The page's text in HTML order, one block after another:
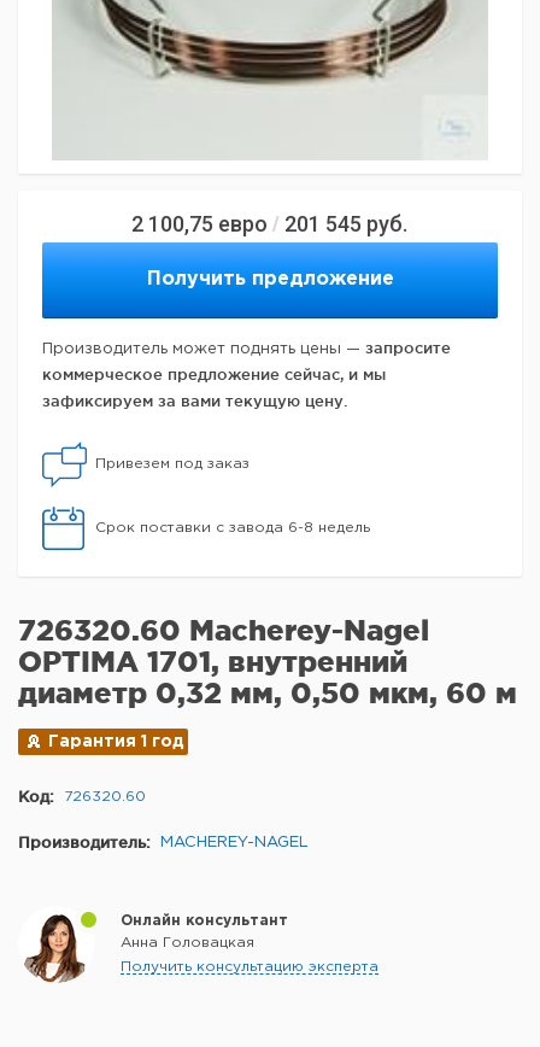
2 100,75 евро / 201 545 руб.
Получить предложение
Производитель может поднять цены — запросите
коммерческое предложение сейчас, и мы
зафиксируем за вами текущую цену.
Привезем под заказ
Срок поставки с завода 6-8 недель
726320.60 Macherey-Nagel
OPTIMA 1701, внутренний
диаметр 0,32 мм, 0,50 мкм, 60 м
Гарантия 1 год
Код: 726320.60
Производитель: MACHEREY-NAGEL
Онлайн консультант
Анна Головацкая
Получить консультацию эксперта